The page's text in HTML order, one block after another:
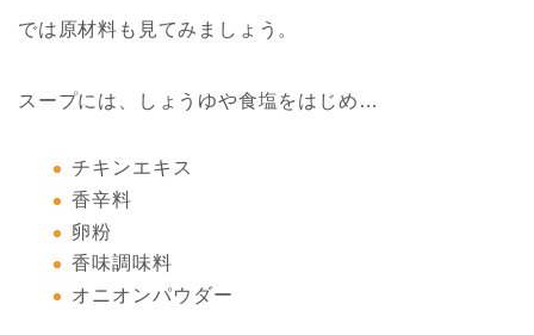
では原材料も見てみましょう。
スープには、しょうゆや食塩をはじめ…
チキンエキス
香辛料
卵粉
香味調味料
オニオンパウダー